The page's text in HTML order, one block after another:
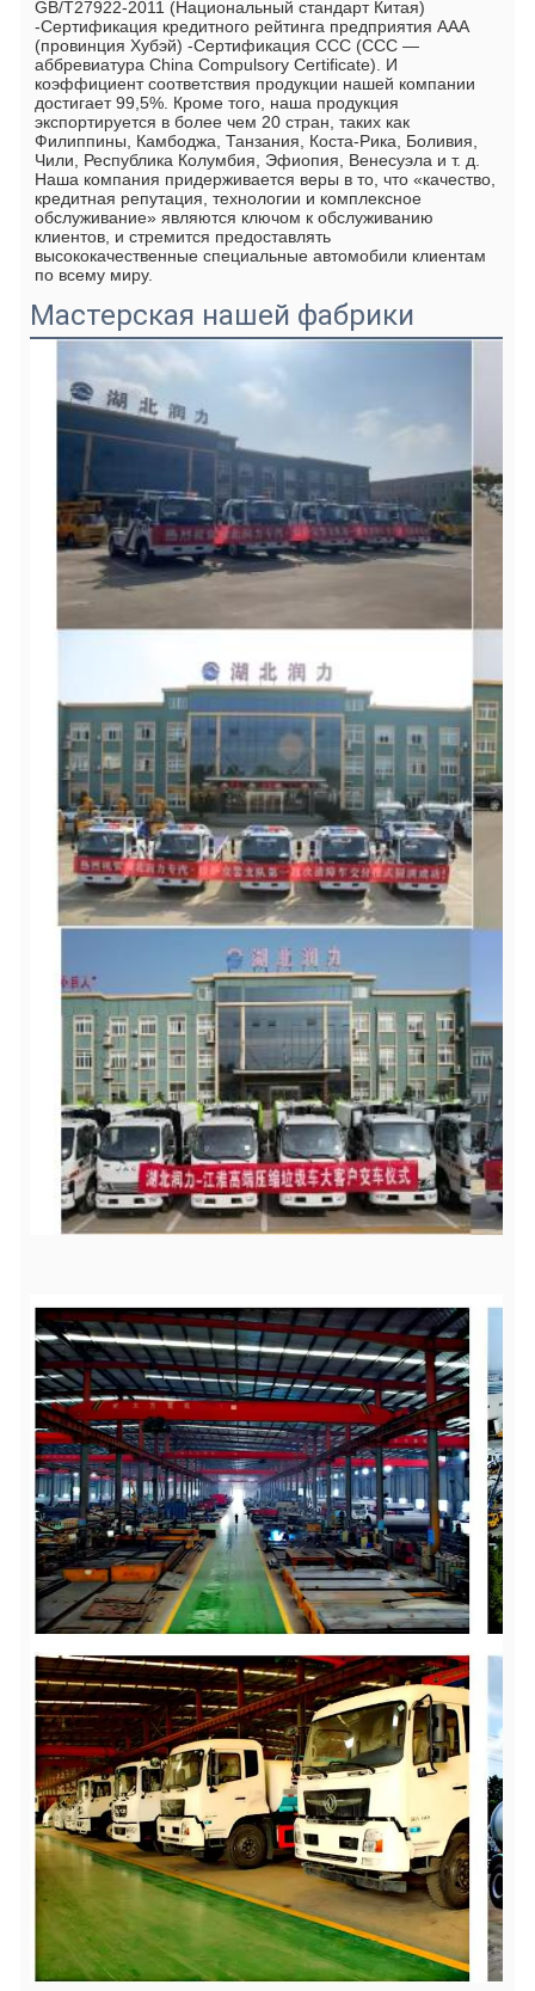
GB/T27922-2011 (Национальный стандарт Китая)
-Сертификация кредитного рейтинга предприятия AAA
(провинция Хубэй) -Сертификация CCC (CCC —
аббревиатура China Compulsory Certificate). И
коэффициент соответствия продукции нашей компании
достигает 99,5%. Кроме того, наша продукция
экспортируется в более чем 20 стран, таких как
Филиппины, Камбоджа, Танзания, Коста-Рика, Боливия,
Чили, Республика Колумбия, Эфиопия, Венесуэла и т. д.
Наша компания придерживается веры в то, что «качество,
кредитная репутация, технологии и комплексное
обслуживание» являются ключом к обслуживанию
клиентов, и стремится предоставлять
высококачественные специальные автомобили клиентам
по всему миру.
Мастерская нашей фабрики